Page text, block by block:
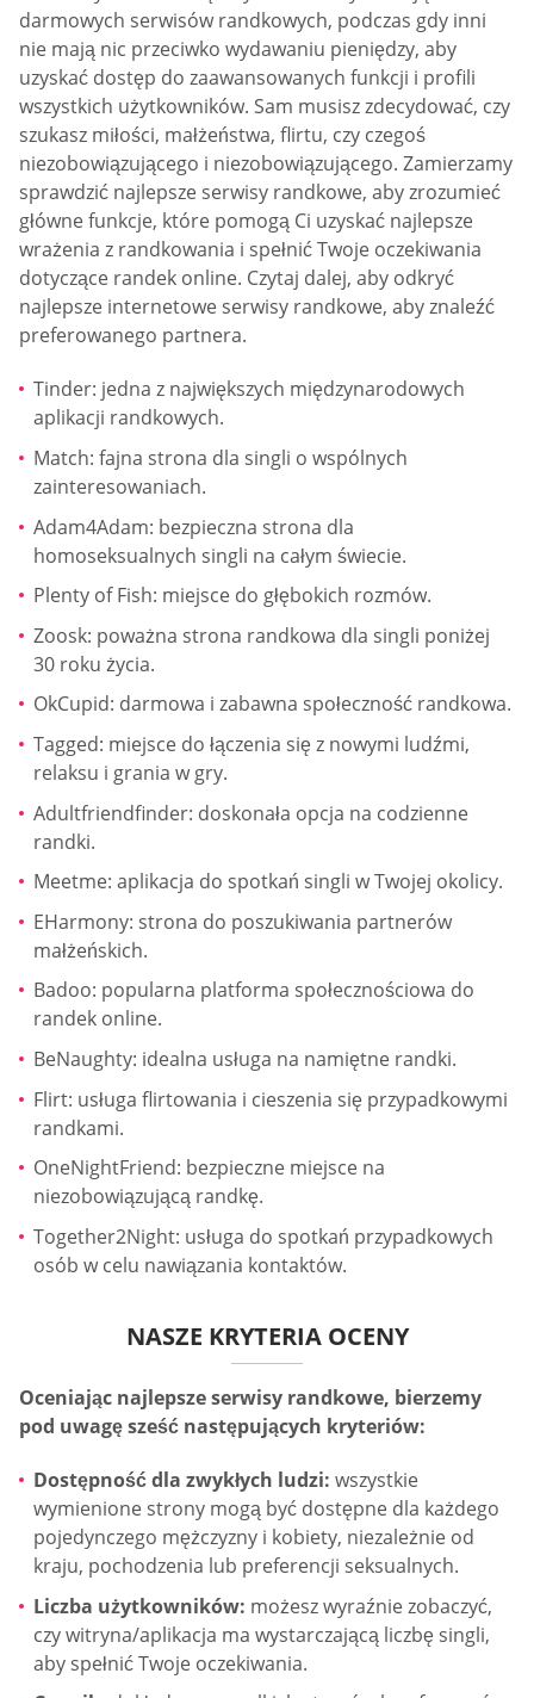
darmowych serwisów randkowych, podczas gdy inni
nie mają nic przeciwko wydawaniu pieniędzy, aby
uzyskać dostęp do zaawansowanych funkcji i profili
wszystkich użytkowników. Sam musisz zdecydować, czy
szukasz miłości, małżeństwa, flirtu, czy czegoś
niezobowiązującego i niezobowiązującego. Zamierzamy
sprawdzić najlepsze serwisy randkowe, aby zrozumieć
główne funkcje, które pomogą Ci uzyskać najlepsze
wrażenia z randkowania i spełnić Twoje oczekiwania
dotyczące randek online. Czytaj dalej, aby odkryć
najlepsze internetowe serwisy randkowe, aby znaleźć
preferowanego partnera.
Tinder: jedna z największych międzynarodowych
aplikacji randkowych.
Match: fajna strona dla singli o wspólnych
zainteresowaniach.
Adam4Adam: bezpieczna strona dla
homoseksualnych singli na całym świecie.
Plenty of Fish: miejsce do głębokich rozmów.
Zoosk: poważna strona randkowa dla singli poniżej
30 roku życia.
OkCupid: darmowa i zabawna społeczność randkowa.
Tagged: miejsce do łączenia się z nowymi ludźmi,
relaksu i grania w gry.
Adultfriendfinder: doskonała opcja na codzienne
randki.
Meetme: aplikacja do spotkań singli w Twojej okolicy.
EHarmony: strona do poszukiwania partnerów
małżeńskich.
Badoo: popularna platforma społecznościowa do
randek online.
BeNaughty: idealna usługa na namiętne randki.
Flirt: usługa flirtowania i cieszenia się przypadkowymi
randkami.
OneNightFriend: bezpieczne miejsce na
niezobowiązującą randkę.
Together2Night: usługa do spotkań przypadkowych
osób w celu nawiązania kontaktów.
NASZE KRYTERIA OCENY
Oceniając najlepsze serwisy randkowe, bierzemy
pod uwagę sześć następujących kryteriów:
Dostępność dla zwykłych ludzi: wszystkie
wymienione strony mogą być dostępne dla każdego
pojedynczego mężczyzny i kobiety, niezależnie od
kraju, pochodzenia lub preferencji seksualnych.
Liczba użytkowników: możesz wyraźnie zobaczyć,
czy witryna/aplikacja ma wystarczającą liczbę singli,
aby spełnić Twoje oczekiwania.